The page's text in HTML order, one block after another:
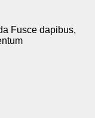
Fusce dapibus,